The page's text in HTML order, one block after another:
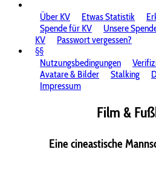
Über KV
Etwas Statistik
Spende für KV
Unsere
KV
Passwort vergessen?
§§
Nutzungsbedingungen
Avatare & Bilder
Stalking
Impressum
Film &
Eine cineastische